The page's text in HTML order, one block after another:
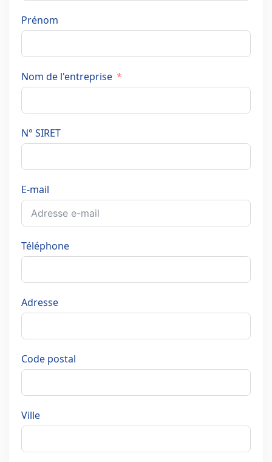
Prénom
Nom de l'entreprise
N° SIRET
E-mail
Téléphone
Adresse
Code postal
Ville